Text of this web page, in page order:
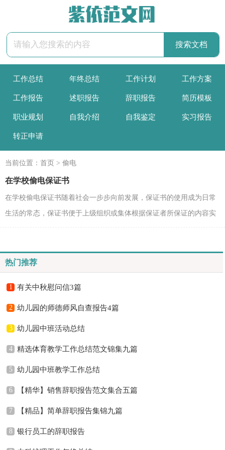
工作总结 年终总结 工作计划 工作方案
工作报告 述职报告 辞职报告 简历模板
职业规划 自我介绍 自我鉴定 实习报告
转正申请
当前位置： 首页 > 偷电
在学校偷电保证书
在学校偷电保证书随着社会一步步向前发展，保证书的使用成为日常
生活的常态，保证书便于上级组织或集体根据保证者所保证的内容实
热门推荐
1 有关中秋慰问信3篇
2 幼儿园的师德师风自查报告4篇
3 幼儿园中班活动总结
4 精选体育教学工作总结范文锦集九篇
5 幼儿园中班教学工作总结
6 【精华】销售辞职报告范文集合五篇
7 【精品】简单辞职报告集锦九篇
8 银行员工的辞职报告